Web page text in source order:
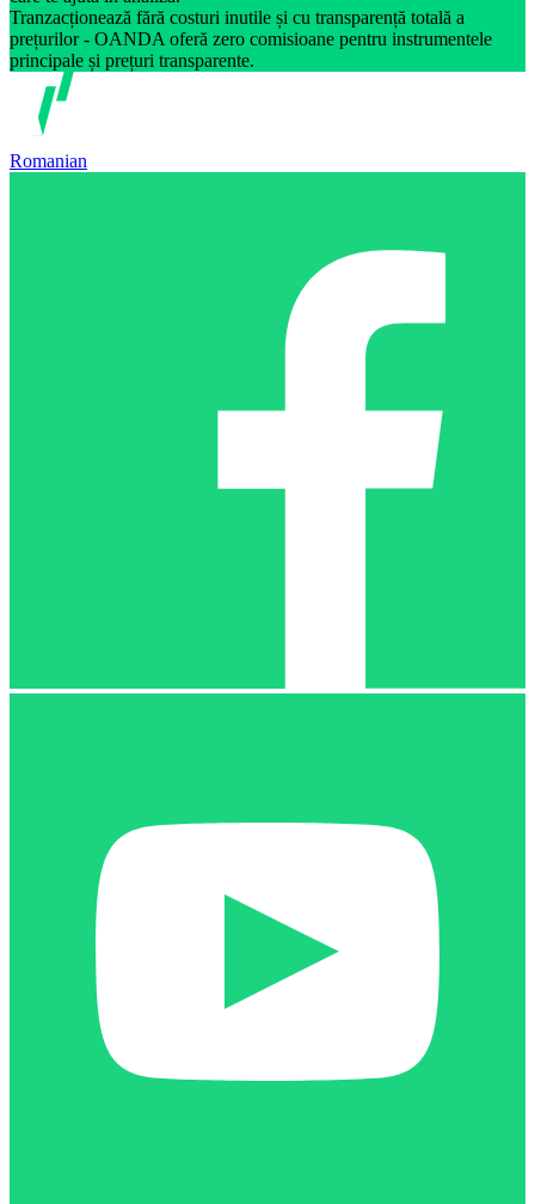
Tranzacționează fără costuri inutile și cu transparență totală a
prețurilor - OANDA oferă zero comisioane pentru instrumentele
principale și prețuri transparente.
Romanian